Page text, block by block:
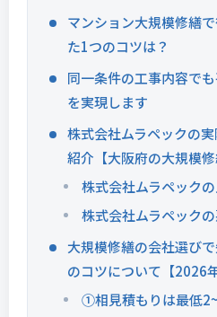
マンション大規模修繕
た1つのコツは？
同一条件の工事内容で
を実現します
株式会社ムラペックの
紹介【大阪府の大規模修
株式会社ムラペック
株式会社ムラペック
大規模修繕の会社選び
のコツについて【2026
①相見積もりは最低